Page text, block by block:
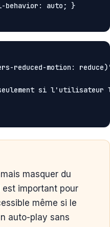
behavior: auto; }
reduced-motion:
si l'utilisateur
masquer du
important pour
même si le
auto-play sans